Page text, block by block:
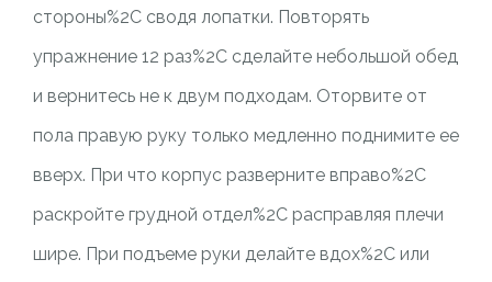
стороны%2C сводя лопатки. Повторять
упражнение 12 раз%2C сделайте небольшой обед
и вернитесь не к двум подходам. Оторвите от
пола правую руку только медленно поднимите ее
вверх. При что корпус разверните вправо%2C
раскройте грудной отдел%2C расправляя плечи
шире. При подъеме руки делайте вдох%2C или